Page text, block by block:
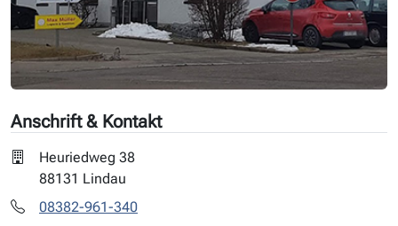
Anschrift & Kontakt
Heuriedweg 38
88131 Lindau
08382-961-340